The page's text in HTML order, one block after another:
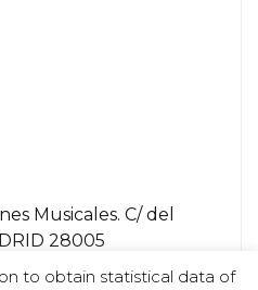
Musicales. C/ del
28005
to obtain statistical data of